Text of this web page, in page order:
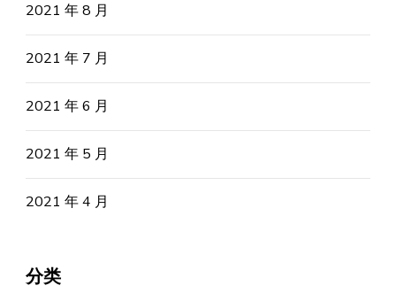
2021 年 8 月
2021 年 7 月
2021 年 6 月
2021 年 5 月
2021 年 4 月
分类